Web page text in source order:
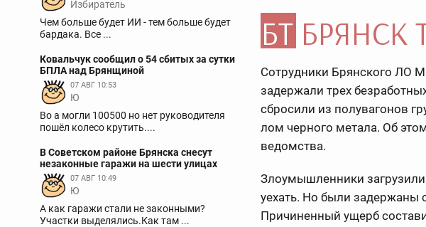
Избиратель
Чем больше будет ИИ - тем больше будет
бардака. Все ...
Ковальчук сообщил о 54 сбитых за сутки
БПЛА над Брянщиной
07 АВГ 10:53
Ю
Во а могли 100500 но нет руководителя
пошёл колесо крутить....
В Советском районе Брянска снесут
незаконные гаражи на шести улицах
07 АВГ 10:49
Ю
А как гаражи стали не законными?
Участки выделялись.Как там ...
Сотрудники Брянского ЛО
задержали трех
сбросили из полувагонов
лом черного метала. Об
ведомства.
Злоумышленники
уехать. Но были задержаны
Причиненный ущерб